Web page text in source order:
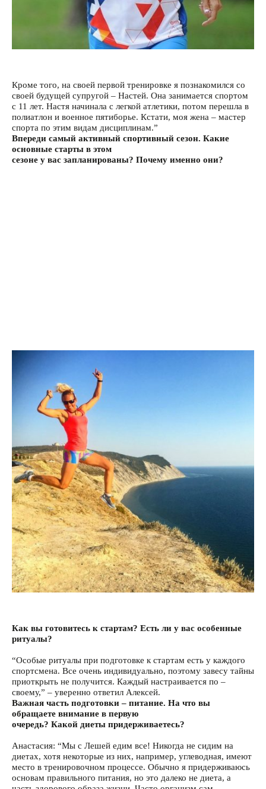
Кроме того, на своей первой тренировке я познакомился со
своей будущей супругой – Настей. Она занимается спортом
с 11 лет. Настя начинала с легкой атлетики, потом перешла в
полиатлон и военное пятиборье. Кстати, моя жена – мастер
спорта по этим видам дисциплинам.”
Впереди самый активный спортивный сезон. Какие
основные старты в этом
сезоне у вас запланированы? Почему именно они?
Как вы готовитесь к стартам? Есть ли у вас особенные
ритуалы?
“Особые ритуалы при подготовке к стартам есть у каждого
спортсмена. Все очень индивидуально, поэтому завесу тайны
приоткрыть не получится. Каждый настраивается по –
своему,” – уверенно ответил Алексей.
Важная часть подготовки – питание. На что вы
обращаете внимание в первую
очередь? Какой диеты придерживаетесь?
Анастасия: “Мы с Лешей едим все! Никогда не сидим на
диетах, хотя некоторые из них, например, углеводная, имеют
место в тренировочном процессе. Обычно я придерживаюсь
основам правильного питания, но это далеко не диета, а